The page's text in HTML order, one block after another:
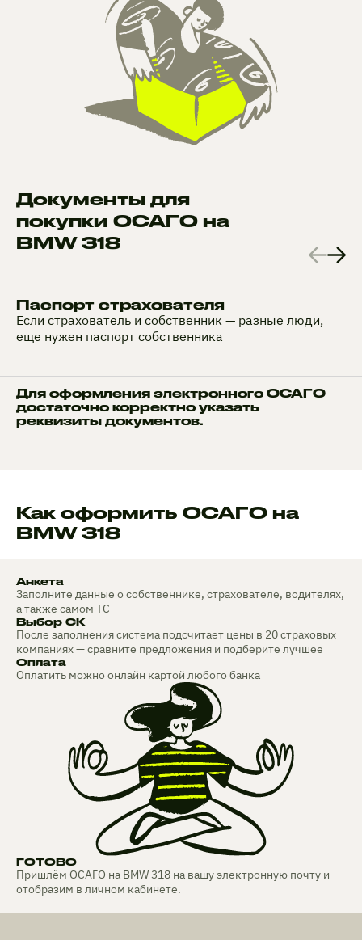
Документы для
покупки ОСАГО на
BMW 318
Паспорт страхователя
Если страхователь и собственник — разные люди,
еще нужен паспорт собственника
Для оформления электронного ОСАГО
достаточно корректно указать
реквизиты документов.
Как оформить ОСАГО на
BMW 318
Анкета
Заполните данные о собственнике, страхователе, водителях,
а также самом ТС
Выбор СК
После заполнения система подсчитает цены в 20 страховых
компаниях — сравните предложения и подберите лучшее
Оплата
Оплатить можно онлайн картой любого банка
ГОТОВО
Пришлём ОСАГО на BMW 318 на вашу электронную почту и
отобразим в личном кабинете.